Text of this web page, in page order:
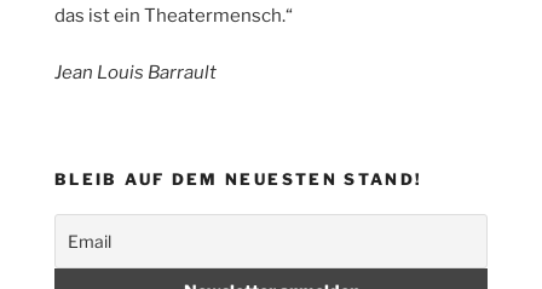
das ist ein Theatermensch.“
Jean Louis Barrault
BLEIB AUF DEM NEUESTEN STAND!